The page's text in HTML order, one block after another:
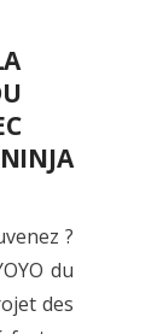
?
du
des